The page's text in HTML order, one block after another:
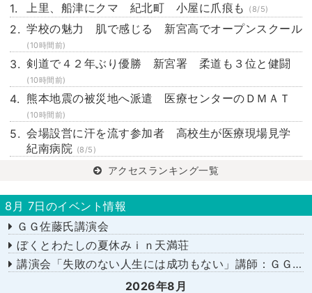
上里、船津にクマ 紀北町 小屋に爪痕も (8/5)
学校の魅力 肌で感じる 新宮高でオープンスクール
(10時間前)
剣道で４２年ぶり優勝 新宮署 柔道も３位と健闘
(10時間前)
熊本地震の被災地へ派遣 医療センターのＤＭＡＴ
(10時間前)
会場設営に汗を流す参加者 高校生が医療現場見学
紀南病院 (8/5)
アクセスランキング一覧
8月 7日のイベント情報
ＧＧ佐藤氏講演会
ぼくとわたしの夏休みｉｎ天満荘
講演会「失敗のない人生には成功もない」講師：ＧＧ佐藤さん
2026年8月